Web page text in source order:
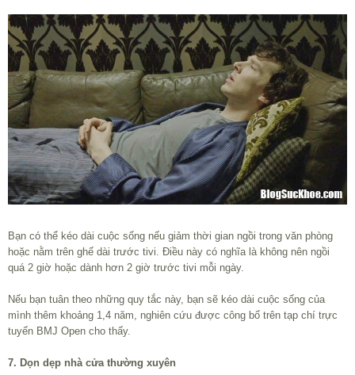
Bạn có thể kéo dài cuộc sống nếu giảm thời gian ngồi trong văn phòng
hoặc nằm trên ghế dài trước tivi. Điều này có nghĩa là không nên ngồi
quá 2 giờ hoặc dành hơn 2 giờ trước tivi mỗi ngày.
Nếu bạn tuân theo những quy tắc này, bạn sẽ kéo dài cuộc sống của
mình thêm khoảng 1,4 năm, nghiên cứu được công bố trên tạp chí trực
tuyến BMJ Open cho thấy.
7. Dọn dẹp nhà cửa thường xuyên